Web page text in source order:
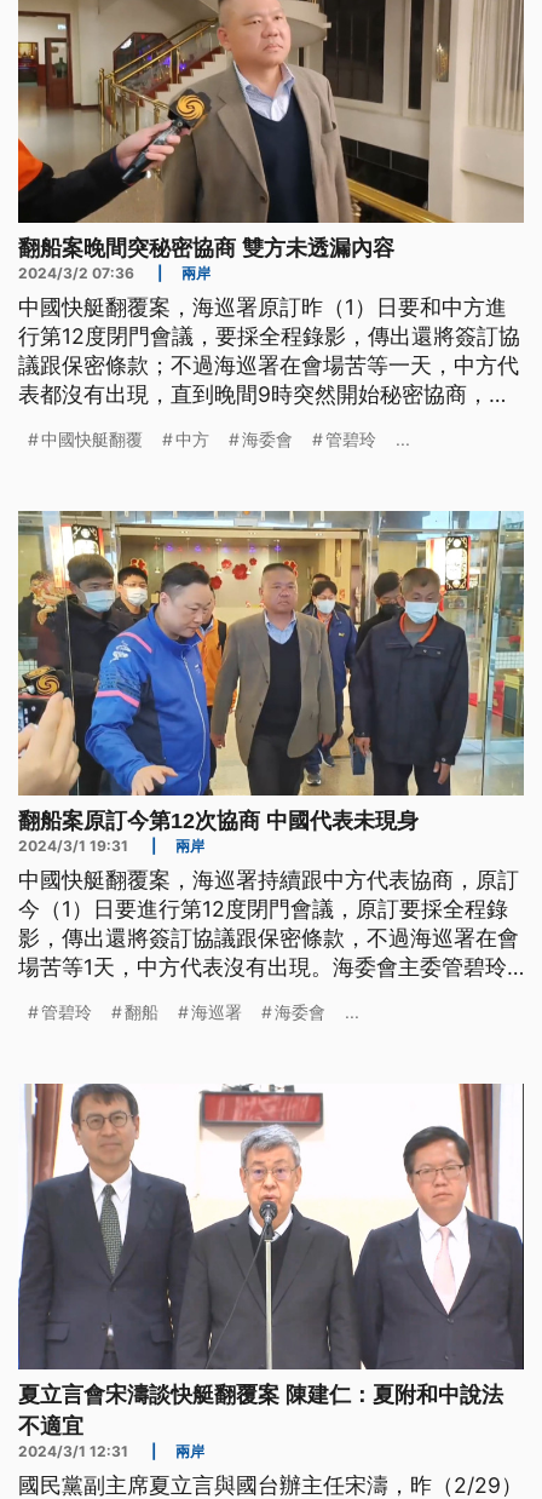
翻船案晚間突秘密協商 雙方未透漏內容
2024/3/2 07:36 兩岸
中國快艇翻覆案，海巡署原訂昨（1）日要和中方進
行第12度閉門會議，要採全程錄影，傳出還將簽訂協
議跟保密條款；不過海巡署在會場苦等一天，中方代
表都沒有出現，直到晚間9時突然開始秘密協商，但
中國快艇翻覆 中方 海委會 管碧玲 ...
翻船案原訂今第12次協商 中國代表未現身
2024/3/1 19:31 兩岸
中國快艇翻覆案，海巡署持續跟中方代表協商，原訂
今（1）日要進行第12度閉門會議，原訂要採全程錄
影，傳出還將簽訂協議跟保密條款，不過海巡署在會
場苦等1天，中方代表沒有出現。海委會主委管碧玲
露，並堅持海巡執法正當性，無意升高政治對立。至
要對方看看自己的體溫。
管碧玲 翻船 海巡署 海委會 ...
夏立言會宋濤談快艇翻覆案 陳建仁：夏附和中說法
不適宜
2024/3/1 12:31 兩岸
國民黨副主席夏立言與國台辦主任宋濤，昨（2/29）